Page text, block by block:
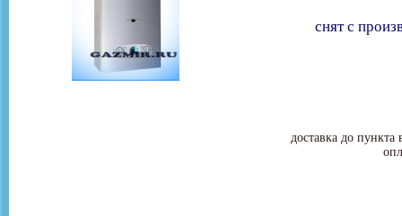
доставка до
снят с